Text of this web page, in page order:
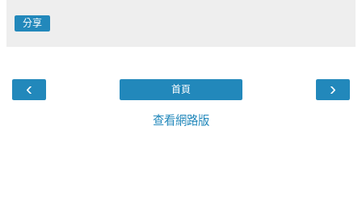
分享
‹ ›
首頁
查看網路版